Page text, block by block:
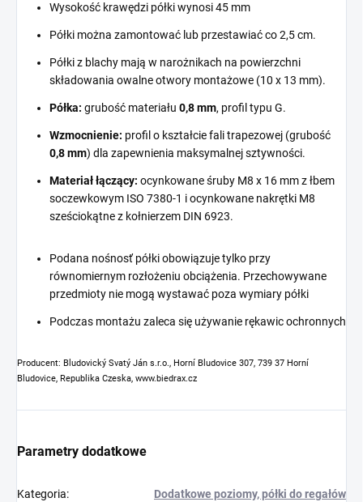
Wysokość krawędzi półki wynosi 45 mm
Półki można zamontować lub przestawiać co 2,5 cm.
Półki z blachy mają w narożnikach na powierzchni
składowania owalne otwory montażowe (10 x 13 mm).
Półka: grubość materiału 0,8 mm, profil typu G.
Wzmocnienie: profil o kształcie fali trapezowej (grubość
0,8 mm) dla zapewnienia maksymalnej sztywności.
Materiał łączący: ocynkowane śruby M8 x 16 mm z łbem
soczewkowym ISO 7380-1 i ocynkowane nakrętki M8
sześciokątne z kołnierzem DIN 6923.
Podana nośnosť półki obowiązuje tylko przy
równomiernym rozłożeniu obciążenia. Przechowywane
przedmioty nie mogą wystawać poza wymiary półki
Podczas montażu zaleca się używanie rękawic ochronnych
Producent: Bludovický Svatý Ján s.r.o., Horní Bludovice 307, 739 37 Horní
Bludovice, Republika Czeska, www.biedrax.cz
Parametry dodatkowe
Kategoria: Dodatkowe poziomy, półki do regałów